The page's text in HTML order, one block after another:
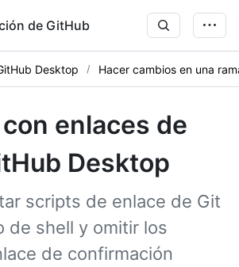
de GitHub
Desktop Hacer cambios en una
enlaces de
Desktop
scripts de enlace de Git
de shell y omitir los
de confirmación